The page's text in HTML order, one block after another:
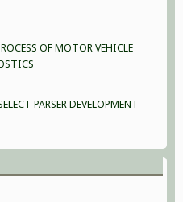
OF MOTOR VEHICLE
PARSER DEVELOPMENT